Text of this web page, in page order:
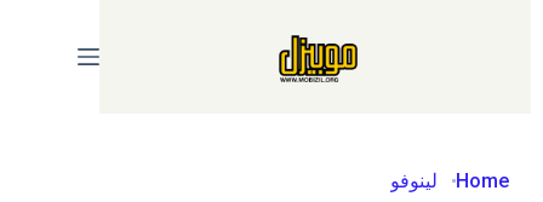
Home لينوفو